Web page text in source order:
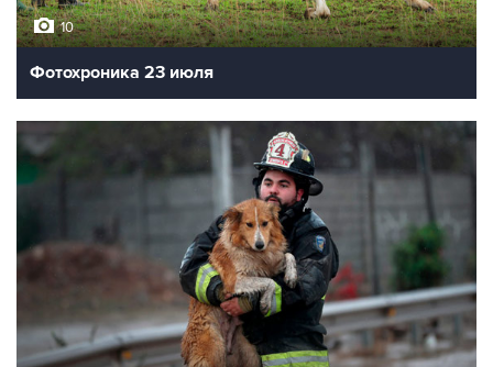
10
Фотохроника 23 июля